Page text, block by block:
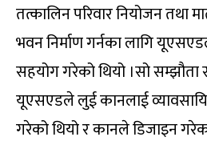
तत्कालिन परिवार नियोजन तथा
भवन निर्माण गर्नका लागि
सहयोग गरेको थियो ।सो सम्झौता
यूएसएडले लुई कानलाई
गरेको थियो र कानले डिजाइन